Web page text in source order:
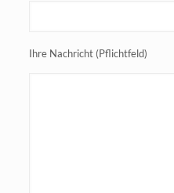
Ihre Nachricht (Pflichtfeld)